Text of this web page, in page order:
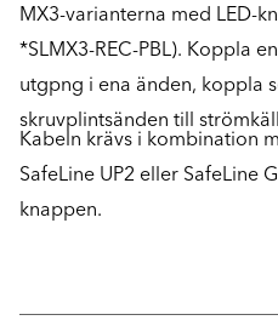
MX3-varianterna med LED-
*SLMX3-REC-PBL). Koppla
utgpng i ena änden, koppla
skruvplintsänden till
Kabeln krävs i kombination
SafeLine UP2 eller SafeLine
knappen.